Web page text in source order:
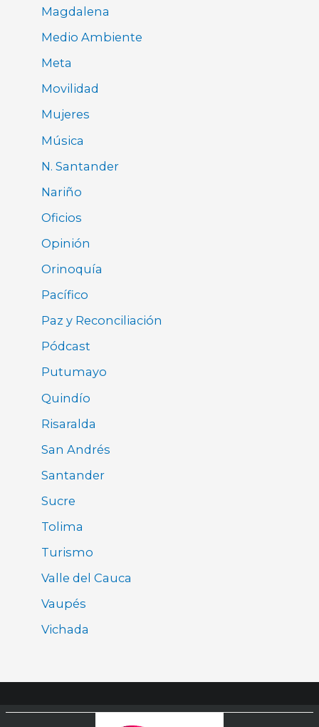
Magdalena
Medio Ambiente
Meta
Movilidad
Mujeres
Música
N. Santander
Nariño
Oficios
Opinión
Orinoquía
Pacífico
Paz y Reconciliación
Pódcast
Putumayo
Quindío
Risaralda
San Andrés
Santander
Sucre
Tolima
Turismo
Valle del Cauca
Vaupés
Vichada